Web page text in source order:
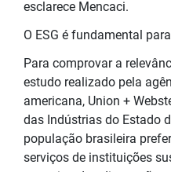
esclarece Mencaci.
O ESG é fundamental
Para comprovar a
estudo realizado pela
americana, Union +
das Indústrias do Estado
população brasileira
serviços de instituições